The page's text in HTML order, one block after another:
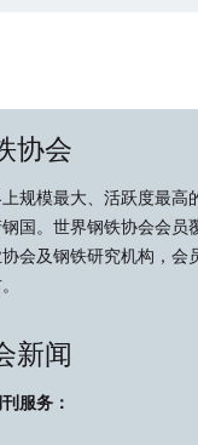
协会
规模最大、活跃度最高
国。世界钢铁协会会员
会及钢铁研究机构，会
新闻
服务：